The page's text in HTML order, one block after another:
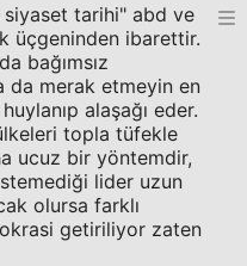
tarihi" abd ve
üçgeninden ibarettir.
bağımsız
da merak etmeyin en
alaşağı eder.
topla tüfekle
ucuz bir yöntemdir,
lider uzun
olursa farklı
getiriliyor zaten